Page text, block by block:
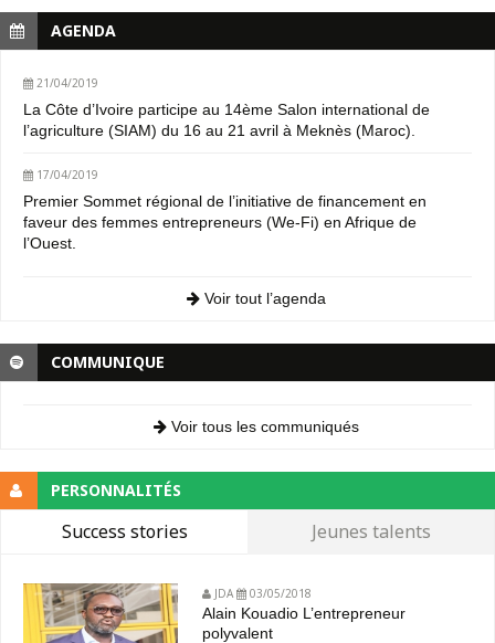
AGENDA
21/04/2019
La Côte d’Ivoire participe au 14ème Salon international de
l’agriculture (SIAM) du 16 au 21 avril à Meknès (Maroc).
17/04/2019
Premier Sommet régional de l’initiative de financement en
faveur des femmes entrepreneurs (We-Fi) en Afrique de
l’Ouest.
Voir tout l’agenda
COMMUNIQUE
Voir tous les communiqués
PERSONNALITÉS
Success stories Jeunes talents
JDA 03/05/2018
Alain Kouadio L’entrepreneur
polyvalent